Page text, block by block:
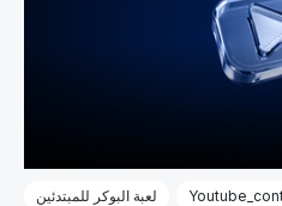
لعبة البوكر للمبتدئين